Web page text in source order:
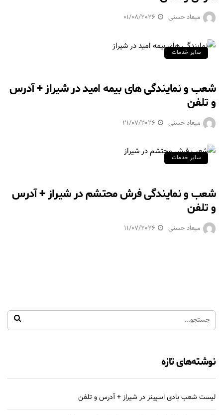
میعاد حسنی 01/08/2026
سایر خدمات
شعب و نمایندگی های بیمه امید در شیراز + آدرس
و تلفن
میعاد حسنی 21/07/2026
سایر خدمات
شعب و نمایندگی فرش محتشم در شیراز + آدرس
و تلفن
میعاد حسنی 11/07/2026
نوشته‌های تازه
لیست شعب بادی اسپینر در شیراز + آدرس و تلفن